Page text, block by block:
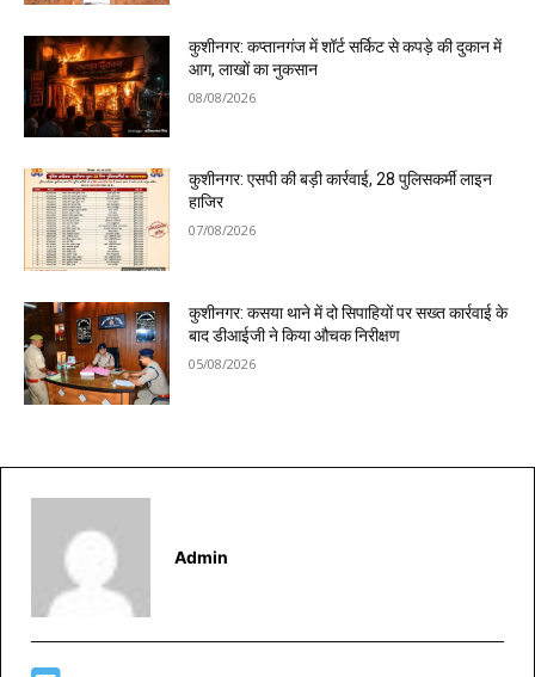
कुशीनगर: कप्तानगंज में शॉर्ट सर्किट से कपड़े की दुकान में
आग, लाखों का नुकसान
08/08/2026
कुशीनगर: एसपी की बड़ी कार्रवाई, 28 पुलिसकर्मी लाइन
हाजिर
07/08/2026
कुशीनगर: कसया थाने में दो सिपाहियों पर सख्त कार्रवाई के
बाद डीआईजी ने किया औचक निरीक्षण
05/08/2026
Admin